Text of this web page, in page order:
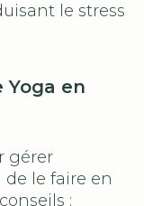
le stress
Yoga en
gérer
de le faire en
: